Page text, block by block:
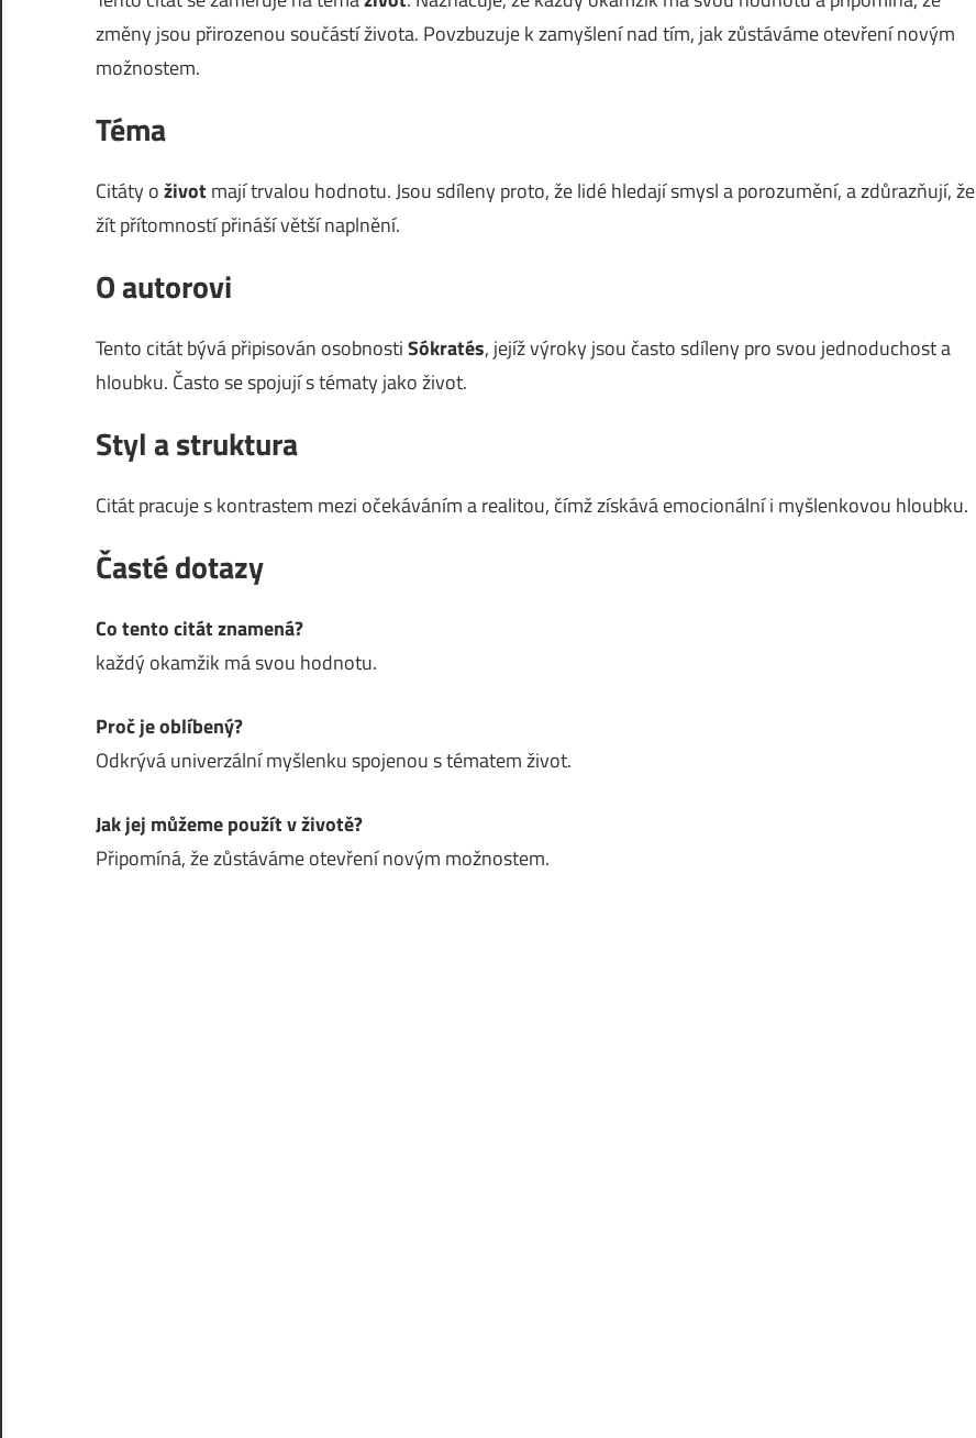
změny jsou přirozenou součástí života. Povzbuzuje k zamyšlení nad tím, jak zůstáváme otevření novým
možnostem.
Téma
Citáty oživot mají trvalou hodnotu. Jsou sdíleny proto, že lidé hledají smysl a porozumění, a zdůrazňují, že
žít přítomností přináší větší naplnění.
O autorovi
Tento citát bývá připisován osobnostiSókratés, jejíž výroky jsou často sdíleny pro svou jednoduchost a
hloubku. Často se spojují s tématy jako život.
Styl a struktura
Citát pracuje s kontrastem mezi očekáváním a realitou, čímž získává emocionální i myšlenkovou hloubku.
Časté dotazy
Co tento citát znamená?
každý okamžik má svou hodnotu.
Proč je oblíbený?
Odkrývá univerzální myšlenku spojenou s tématem život.
Jak jej můžeme použít v životě?
Připomíná, že zůstáváme otevření novým možnostem.